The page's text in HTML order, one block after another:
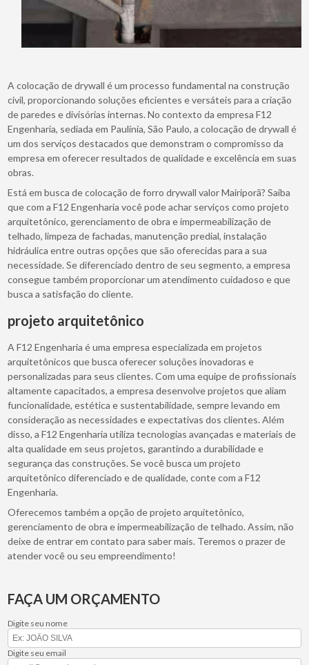
A colocação de drywall é um processo fundamental na construção
civil, proporcionando soluções eficientes e versáteis para a criação
de paredes e divisórias internas. No contexto da empresa F12
Engenharia, sediada em Paulínia, São Paulo, a colocação de drywall é
um dos serviços destacados que demonstram o compromisso da
empresa em oferecer resultados de qualidade e excelência em suas
obras.
Está em busca de colocação de forro drywall valor Mairiporã? Saiba
que com a F12 Engenharia você pode achar serviços como projeto
arquitetônico, gerenciamento de obra e impermeabilização de
telhado, limpeza de fachadas, manutenção predial, instalação
hidráulica entre outras opções que são oferecidas para a sua
necessidade. Se diferenciado dentro de seu segmento, a empresa
consegue também proporcionar um atendimento cuidadoso e que
busca a satisfação do cliente.
projeto arquitetônico
A F12 Engenharia é uma empresa especializada em projetos
arquitetônicos que busca oferecer soluções inovadoras e
personalizadas para seus clientes. Com uma equipe de profissionais
altamente capacitados, a empresa desenvolve projetos que aliam
funcionalidade, estética e sustentabilidade, sempre levando em
consideração as necessidades e expectativas dos clientes. Além
disso, a F12 Engenharia utiliza tecnologias avançadas e materiais de
alta qualidade em seus projetos, garantindo a durabilidade e
segurança das construções. Se você busca um projeto
arquitetônico diferenciado e de qualidade, conte com a F12
Engenharia.
Oferecemos também a opção de projeto arquitetônico,
gerenciamento de obra e impermeabilização de telhado. Assim, não
deixe de entrar em contato para saber mais. Teremos o prazer de
atender você ou seu empreendimento!
FAÇA UM ORÇAMENTO
Digite seu nome
Digite seu email